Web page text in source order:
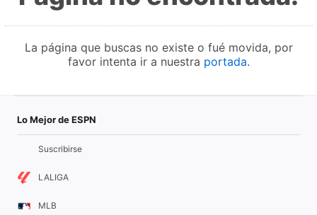
La página que buscas no existe o fué movida, por
favor intenta ir a nuestra portada.
Lo Mejor de ESPN
Suscribirse
LALIGA
MLB